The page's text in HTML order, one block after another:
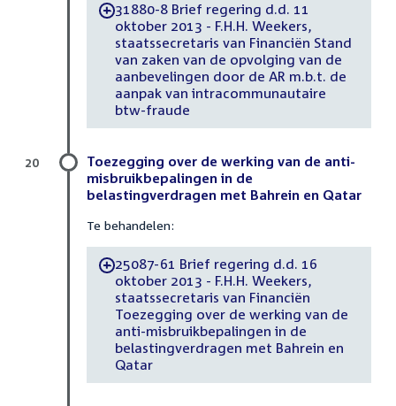
-31880-8 Brief regering d.d. 11
oktober 2013 - F.H.H. Weekers,
staatssecretaris van Financiën Stand
van zaken van de opvolging van de
aanbevelingen door de AR m.b.t. de
aanpak van intracommunautaire
btw-fraude
Toezegging over de werking van de anti-
misbruikbepalingen in de
belastingverdragen met Bahrein en Qatar
Te behandelen:
-25087-61 Brief regering d.d. 16
oktober 2013 - F.H.H. Weekers,
staatssecretaris van Financiën
Toezegging over de werking van de
anti-misbruikbepalingen in de
belastingverdragen met Bahrein en
Qatar
20